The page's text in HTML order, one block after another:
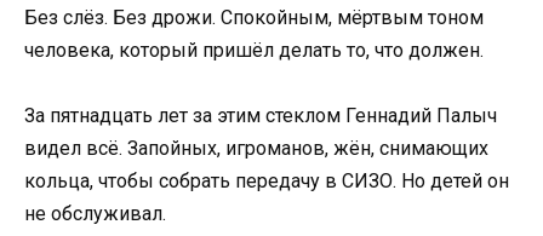
Без слёз. Без дрожи. Спокойным, мёртвым тоном
человека, который пришёл делать то, что должен.
За пятнадцать лет за этим стеклом Геннадий Палыч
видел всё. Запойных, игроманов, жён, снимающих
кольца, чтобы собрать передачу в СИЗО. Но детей он
не обслуживал.